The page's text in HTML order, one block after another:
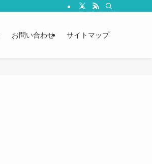
お問い合わせ サイトマップ